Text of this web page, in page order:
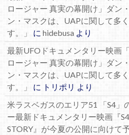
ロージャー 真実の幕開け」ダン
ン・マスクは、UAPに関して多
す。」
に hidebusaより
最新UFOドキュメンタリー映画
ロージャー 真実の幕開け」ダン
ン・マスクは、UAPに関して多
す。」
に トリポリ より
米ラスベガスのエリア51 「S4」
ー最新ドキュメンタリー映画『
STORY』が今夏の公開に向けて